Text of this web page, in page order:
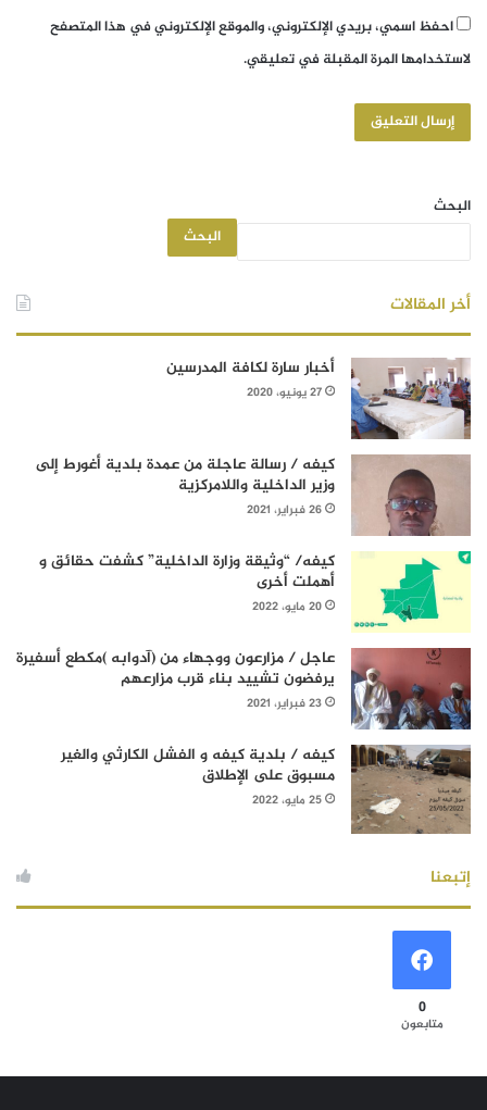
احفظ اسمي، بريدي الإلكتروني، والموقع الإلكتروني في هذا المتصفح
لاستخدامها المرة المقبلة في تعليقي.
البحث
البحث
أخر المقالات
أخبار سارة لكافة المدرسين
27 يونيو، 2020
كيفه / رسالة عاجلة من عمدة بلدية أغورط إلى
وزير الداخلية واللامركزية
26 فبراير، 2021
كيفه/ “وثيقة وزارة الداخلية” كشفت حقائق و
أهملت أخرى
20 مايو، 2022
عاجل / مزارعون ووجهاء من (آدوابه )مكطع أسفيرة
يرفضون تشييد بناء قرب مزارعهم
23 فبراير، 2021
كيفه / بلدية كيفه و الفشل الكارثي والغير
مسبوق على الإطلاق
25 مايو، 2022
إتبعنا
0
متابعون